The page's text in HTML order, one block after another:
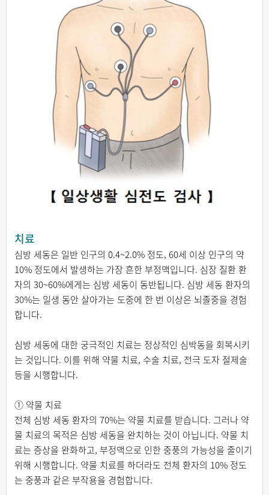
치료
심방 세동은 일반 인구의 0.4~2.0% 정도, 60세 이상 인구의 약
10% 정도에서 발생하는 가장 흔한 부정맥입니다. 심장 질환 환
자의 30~60%에게는 심방 세동이 동반됩니다. 심방 세동 환자의
30%는 일생 동안 살아가는 도중에 한 번 이상은 뇌졸중을 경험
합니다.
심방 세동에 대한 궁극적인 치료는 정상적인 심박동을 회복시키
는 것입니다. 이를 위해 약물 치료, 수술 치료, 전극 도자 절제술
등을 시행합니다.
① 약물 치료
전체 심방 세동 환자의 70%는 약물 치료를 받습니다. 그러나 약
물 치료의 목적은 심방 세동을 완치하는 것이 아닙니다. 약물 치
료는 증상을 완화하고, 부정맥으로 인한 중풍의 가능성을 줄이기
위해 시행합니다. 약물 치료를 하더라도 전체 환자의 10% 정도
는 중풍과 같은 부작용을 경험합니다.